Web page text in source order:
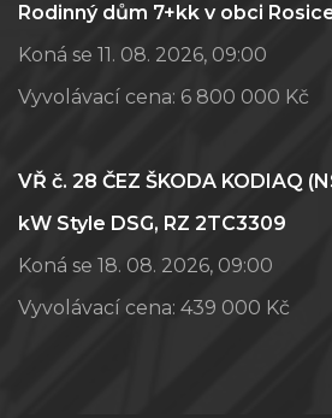
Rodinný dům 7+kk v obci
Koná se 11. 08. 2026, 09:00
Vyvolávací cena: 6 800 000 Kč
VŘ č. 28 ČEZ ŠKODA KODIAQ
kW Style DSG, RZ 2TC3309
Koná se 18. 08. 2026, 09:00
Vyvolávací cena: 439 000 Kč